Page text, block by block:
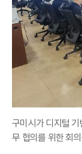
구미시가 디지털
무 협의를 위한 회